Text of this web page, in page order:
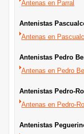
Antenas en Parral
Antenistas
Antenas en
Antenistas Pedro
Antenas en Pedro
Antenistas Pedro-
Antenas en Pedro-
Antenistas